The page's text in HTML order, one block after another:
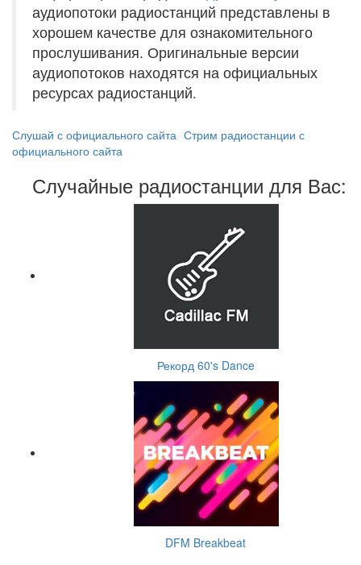
аудиопотоки радиостанций представлены в
хорошем качестве для ознакомительного
прослушивания. Оригинальные версии
аудиопотоков находятся на официальных
ресурсах радиостанций.
Слушай с официального сайта Стрим радиостанции с
официального сайта
Случайные радиостанции для Вас:
Рекорд 60's Dance
DFM Breakbeat